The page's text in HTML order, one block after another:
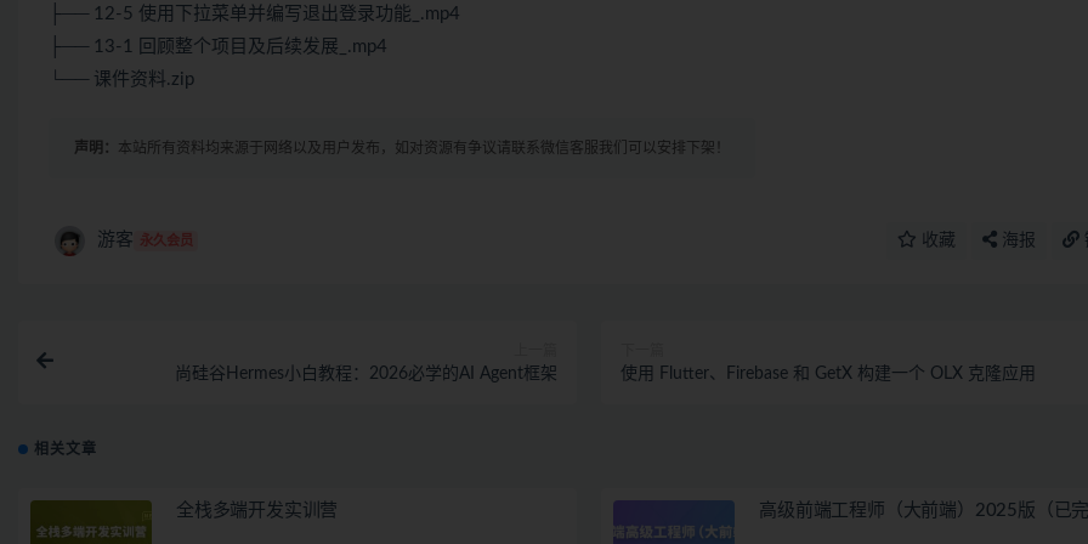
├── 12-5 使用下拉菜单并编写退出登录功能_.mp4
├── 13-1 回顾整个项目及后续发展_.mp4
└── 课件资料.zip
声明： 本站所有资料均来源于网络以及用户发布，如对资源有争议请联系微信客服我们可以安排下架！
游客 永久会员 收藏 海报
尚硅谷Hermes小白教程：2026必学的AI Agent框架 使用 Flutter、Firebase 和 GetX 构建一个 OLX 克隆应用
相关文章
全栈多端开发实训营 高级前端工程师（大前端）2025版（已完